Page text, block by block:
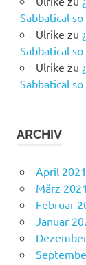
Sabbatical
Ulrike zu
Sabbatical
Ulrike zu
Sabbatical
ARCHIV
April 2021
März 2021
Februar
Januar